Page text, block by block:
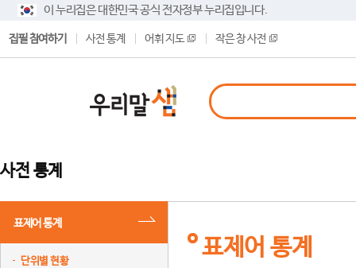
이 누리집은 대한민국 공식 전자정부 누리집입니다.
집필 참여하기 사전 통계 어휘 지도 작은 창 사전
사전 통계
표제어 통계
단위별 현황
표제어 통계